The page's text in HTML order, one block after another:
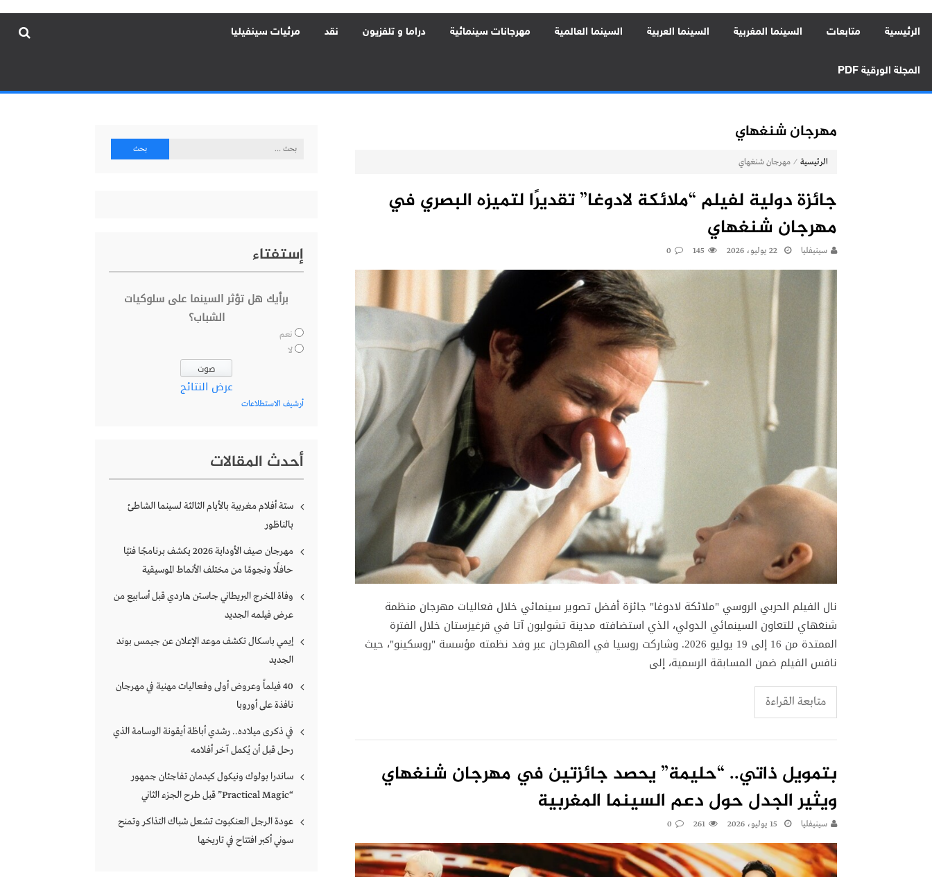
الرئيسية متابعات السينما المغربية السينما العربية السينما العالمية مهرجانات سينمائية دراما و تلفزيون نقد مرئيات سينفيليا
المجلة الورقية PDF
مهرجان شنغهاي
الرئيسية ⁄ مهرجان شنغهاي
جائزة دولية لفيلم “ملائكة لادوغا” تقديرًا لتميزه البصري في
مهرجان شنغهاي
سينيفليا 22 يوليو، 2026 145
0
نال الفيلم الحربي الروسي "ملائكة لادوغا" جائزة أفضل تصوير سينمائي خلال فعاليات مهرجان منظمة
شنغهاي للتعاون السينمائي الدولي، الذي استضافته مدينة تشولبون آتا في قرغيزستان خلال الفترة
الممتدة من 16 إلى 19 يوليو 2026. وشاركت روسيا في المهرجان عبر وفد نظمته مؤسسة "روسكينو"، حيث
نافس الفيلم ضمن المسابقة الرسمية، إلى
متابعة القراءة
بتمويل ذاتي.. “حليمة” يحصد جائزتين في مهرجان شنغهاي
ويثير الجدل حول دعم السينما المغربية
سينيفليا 15 يوليو، 2026 261
0
البحث
إستفتاء
برأيك هل تؤثر السينما على سلوكيات
الشباب؟
نعم
لا
عرض النتائج
أرشيف الاستطلاعات
أحدث المقالات
ستة أفلام مغربية بالأيام الثالثة لسينما الشاطئ
بالناظور
مهرجان صيف الأوداية 2026 يكشف برنامجًا فنيًا
حافلًا ونجومًا من مختلف الأنماط الموسيقية
وفاة المخرج البريطاني جاستن هاردي قبل أسابيع من
عرض فيلمه الجديد
إيمي باسكال تكشف موعد الإعلان عن جيمس بوند
الجديد
40 فيلماً وعروض أولى وفعاليات مهنية في مهرجان
نافذة على أوروبا
في ذكرى ميلاده.. رشدي أباظة أيقونة الوسامة الذي
رحل قبل أن يُكمل آخر أفلامه
ساندرا بولوك ونيكول كيدمان تفاجئان جمهور
“Practical Magic” قبل طرح الجزء الثاني
عودة الرجل العنكبوت تشعل شباك التذاكر وتمنح
سوني أكبر افتتاح في تاريخها